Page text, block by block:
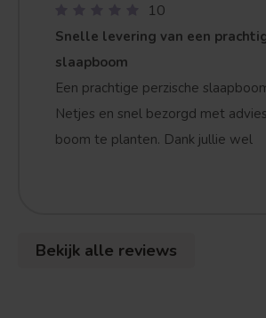
10
Snelle levering van een
slaapboom
Een prachtige perzische
Netjes en snel bezorgd met
boom te planten. Dank jullie wel
Bekijk alle reviews